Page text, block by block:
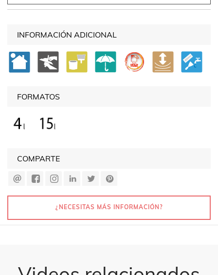
INFORMACIÓN ADICIONAL
FORMATOS
COMPARTE
¿NECESITAS MÁS INFORMACIÓN?